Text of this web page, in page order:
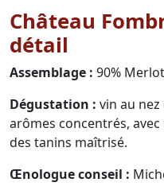
Château
détail
Assemblage : 90%
Dégustation : vin au
arômes concentrés,
des tanins maîtrisé.
Œnologue conseil :